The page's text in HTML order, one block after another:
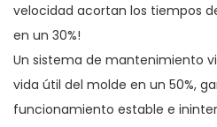
velocidad acortan los tiempos
en un 30%!
Un sistema de mantenimiento
vida útil del molde en un 50%,
funcionamiento estable e